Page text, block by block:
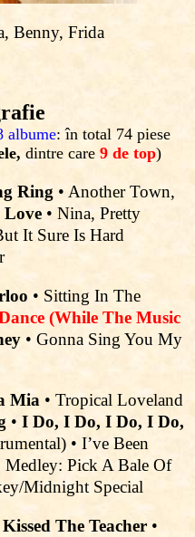
Benny, Frida
albume: în total 74 piese
dintre care 9 de top)
Ring • Another Town,
Love • Nina, Pretty
It Sure Is Hard
• Sitting In The
(While The Music
• Gonna Sing You My
Mia • Tropical Loveland
• I Do, I Do, I Do, I Do,
• I’ve Been
Medley: Pick A Bale Of
Midnight Special
The Teacher •